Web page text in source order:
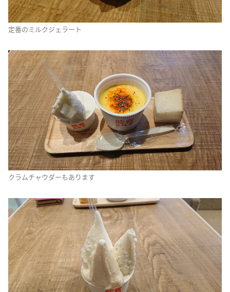
定番のミルクジェラート
クラムチャウダーもあります